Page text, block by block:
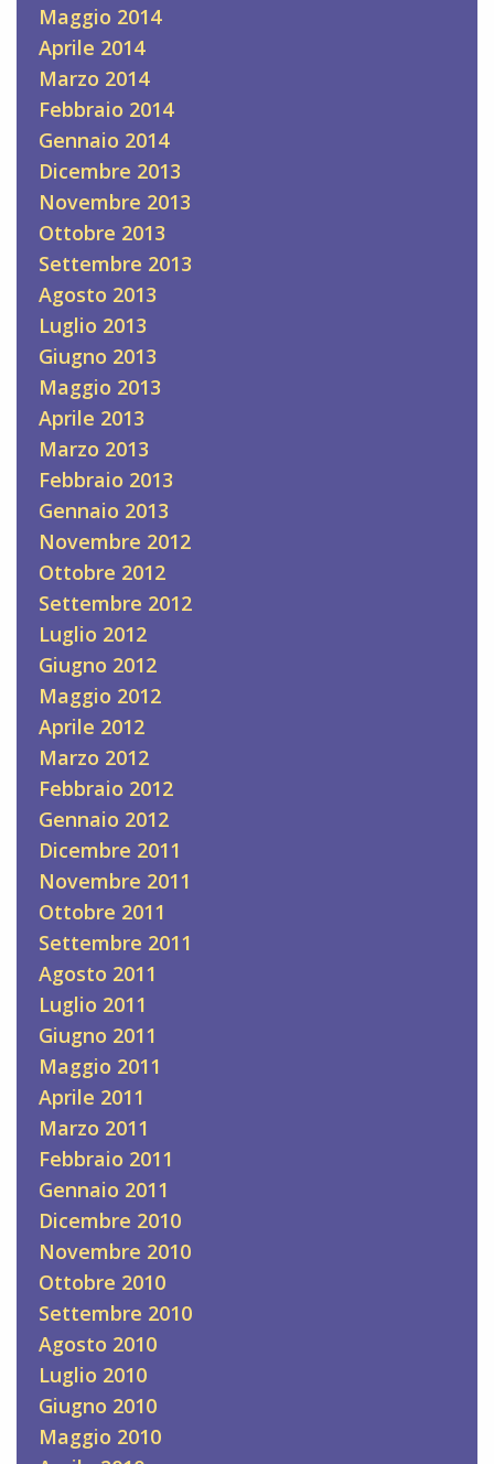
Maggio 2014
Aprile 2014
Marzo 2014
Febbraio 2014
Gennaio 2014
Dicembre 2013
Novembre 2013
Ottobre 2013
Settembre 2013
Agosto 2013
Luglio 2013
Giugno 2013
Maggio 2013
Aprile 2013
Marzo 2013
Febbraio 2013
Gennaio 2013
Novembre 2012
Ottobre 2012
Settembre 2012
Luglio 2012
Giugno 2012
Maggio 2012
Aprile 2012
Marzo 2012
Febbraio 2012
Gennaio 2012
Dicembre 2011
Novembre 2011
Ottobre 2011
Settembre 2011
Agosto 2011
Luglio 2011
Giugno 2011
Maggio 2011
Aprile 2011
Marzo 2011
Febbraio 2011
Gennaio 2011
Dicembre 2010
Novembre 2010
Ottobre 2010
Settembre 2010
Agosto 2010
Luglio 2010
Giugno 2010
Maggio 2010